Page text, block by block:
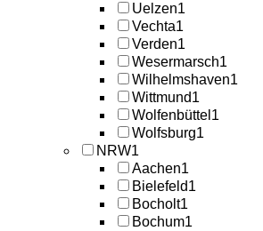
Uelzen1
Vechta1
Verden1
Wesermarsch1
Wilhelmshaven1
Wittmund1
Wolfenbüttel 1
Wolfsburg1
NRW1
Aachen1
Bielefeld1
Bocholt1
Bochum1